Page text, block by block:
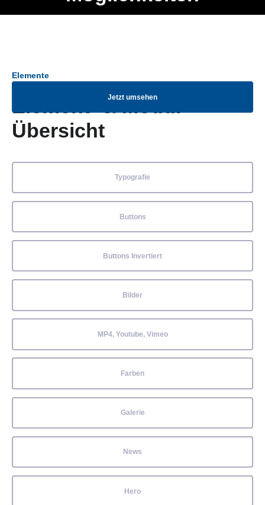
Jetzt umsehen
Elemente
Element- & Modul-
Übersicht
Typografie
Buttons
Buttons Invertiert
Bilder
MP4, Youtube, Vimeo
Farben
Galerie
News
Hero